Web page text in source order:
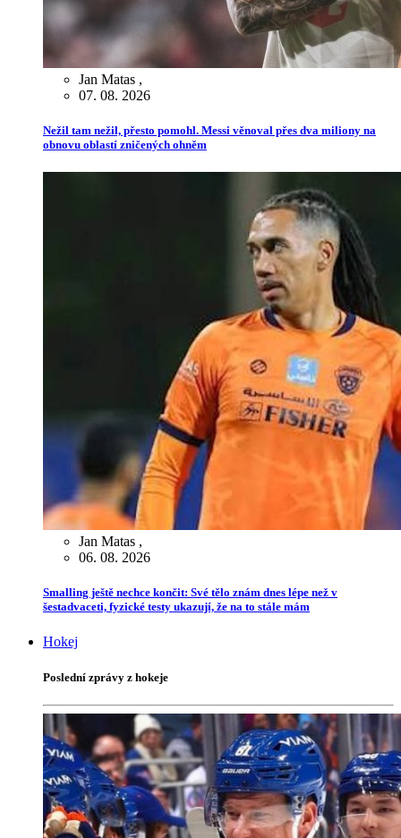
Jan Matas ,
07. 08. 2026
Nežil tam nežil, přesto pomohl. Messi věnoval přes dva miliony na
obnovu oblastí zničených ohněm
Jan Matas ,
06. 08. 2026
Smalling ještě nechce končit: Své tělo znám dnes lépe než v
šestadvaceti, fyzické testy ukazují, že na to stále mám
Hokej
Poslední zprávy z hokeje